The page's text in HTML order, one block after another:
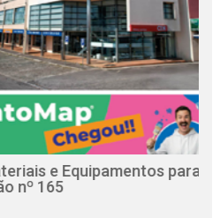
para a